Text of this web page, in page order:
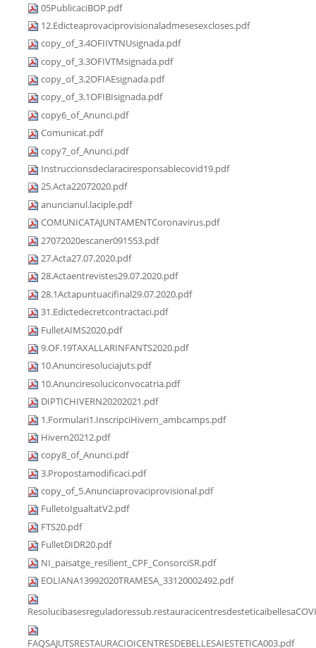
05PublicaciBOP.pdf
12.Edicteaprovaciprovisionaladmesesexcloses.pdf
copy_of_3.4OFIIVTNUsignada.pdf
copy_of_3.3OFIVTMsignada.pdf
copy_of_3.2OFIAEsignada.pdf
copy_of_3.1OFIBIsignada.pdf
copy6_of_Anunci.pdf
Comunicat.pdf
copy7_of_Anunci.pdf
Instruccionsdeclaraciresponsablecovid19.pdf
25.Acta22072020.pdf
anuncianul.laciple.pdf
COMUNICATAJUNTAMENTCoronavirus.pdf
27072020escaner091553.pdf
27.Acta27.07.2020.pdf
28.Actaentrevistes29.07.2020.pdf
28.1Actapuntuacifinal29.07.2020.pdf
31.Edictedecretcontractaci.pdf
FulletAIMS2020.pdf
9.OF.19TAXALLARINFANTS2020.pdf
10.Anunciresoluciajuts.pdf
10.Anunciresoluciconvocatria.pdf
DIPTICHIVERN20202021.pdf
1.Formulari1.InscripciHivern_ambcamps.pdf
Hivern20212.pdf
copy8_of_Anunci.pdf
3.Propostamodificaci.pdf
copy_of_5.Anunciaprovaciprovisional.pdf
FulletoIgualtatV2.pdf
FTS20.pdf
FulletDIDR20.pdf
NI_paisatge_resilient_CPF_ConsorciSR.pdf
EOLIANA13992020TRAMESA_33120002492.pdf
FAQSAJUTSRESTAURACIOICENTRESDEBELLESAIESTETICA003.pdf